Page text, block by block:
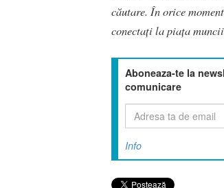
căutare. În orice
conectați la piața
Aboneaza-te la
comunicare
Info